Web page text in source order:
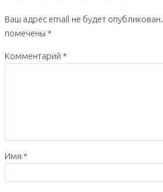
Ваш адрес email не будет опубликован.
помечены *
Комментарий *
Имя *